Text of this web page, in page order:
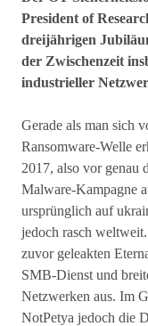
President of
dreijährigen
der Zwischenzeit
industrieller
Gerade als man sich
Ransomware-Welle
2017, also vor genau
Malware-Kampagne
ursprünglich auf
jedoch rasch
zuvor geleakten
SMB-Dienst und
Netzwerken aus. Im
NotPetya jedoch die